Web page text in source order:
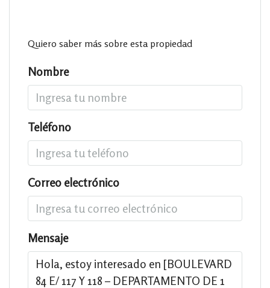
Quiero saber más sobre esta propiedad
Nombre
Teléfono
Correo electrónico
Mensaje